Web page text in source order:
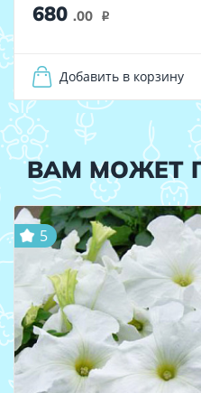
680 .00 i
Добавить в корзину
ВАМ МОЖЕТ
5